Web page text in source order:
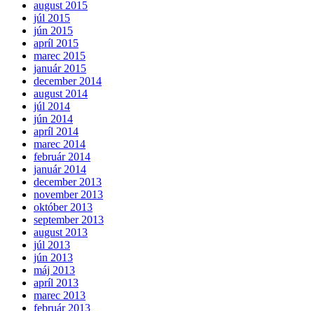
august 2015
júl 2015
jún 2015
apríl 2015
marec 2015
január 2015
december 2014
august 2014
júl 2014
jún 2014
apríl 2014
marec 2014
február 2014
január 2014
december 2013
november 2013
október 2013
september 2013
august 2013
júl 2013
jún 2013
máj 2013
apríl 2013
marec 2013
február 2013